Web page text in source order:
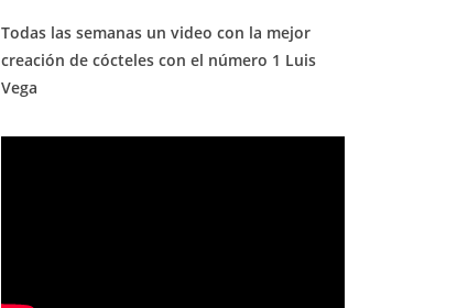
Todas las semanas un video con la mejor
creación de cócteles con el número 1 Luis
Vega